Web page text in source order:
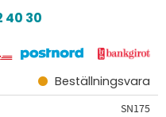
40 30
Beställningsvara
SN175